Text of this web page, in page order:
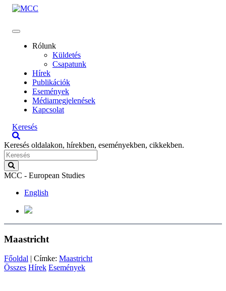
Rólunk
Küldetés
Csapatunk
Hírek
Publikációk
Események
Médiamegjelenések
Kapcsolat
Keresés
Keresés oldalakon, hírekben, eseményekben, cikkekben.
MCC - European Studies
English
Maastricht
Főoldal | Címke: Maastricht
Összes Hírek Események